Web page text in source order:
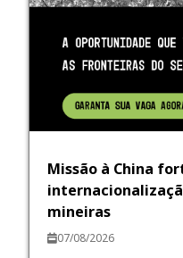
Missão à China
mineiras
07/08/2026